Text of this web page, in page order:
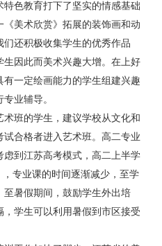
色教育打下了坚实的情感基础
美术欣赏》拓展的装饰画和动
还积极收集学生的优秀作品
生因此而美术兴趣大增。在上好
一定绘画能力的学生组建兴趣
业辅导。
班的学生，建议学校从文化和
合格者进入艺术班。高二专业
到江苏高考模式，高二上半学
专业课的时间逐渐减少，至学
暑假期间，鼓励学生外出培
学生可以利用暑假到市区接受